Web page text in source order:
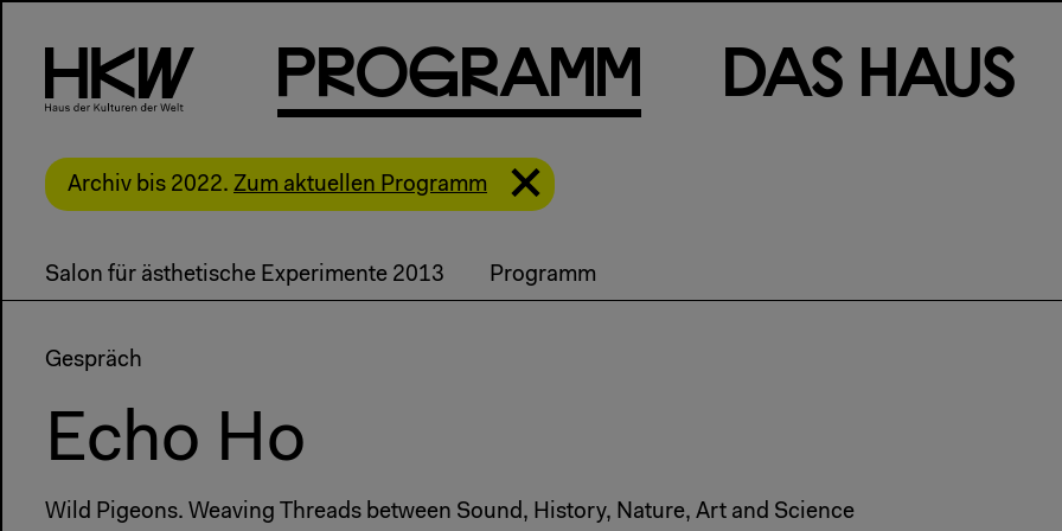
PRog Ram m Das Haus
Archiv bis 2022. Zum aktuellen Programm
Salon für ästhetische Experimente 2013 Programm
Gespräch
Echo Ho
Wild Pigeons. Weaving Threads between Sound, History, Nature, Art and Science